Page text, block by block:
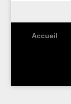
Accueil